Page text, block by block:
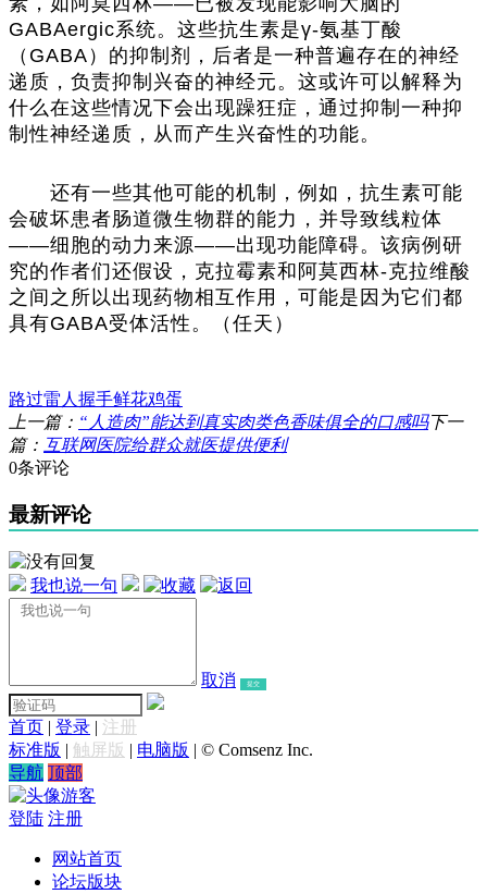
GABAergic系统。这些抗生素是γ-氨基丁酸
（GABA）的抑制剂，后者是一种普遍存在的神经
递质，负责抑制兴奋的神经元。这或许可以解释为
什么在这些情况下会出现躁狂症，通过抑制一种抑
制性神经递质，从而产生兴奋性的功能。
还有一些其他可能的机制，例如，抗生素可能
会破坏患者肠道微生物群的能力，并导致线粒体
——细胞的动力来源——出现功能障碍。该病例研
究的作者们还假设，克拉霉素和阿莫西林-克拉维酸
之间之所以出现药物相互作用，可能是因为它们都
具有GABA受体活性。（任天）
路过雷人 握手鲜花鸡蛋
上一篇： “人造肉”能达到真实肉类色香味俱全的口感吗下一
篇： 互联网医院给群众就医提供便利
0条评论
最新评论
我也说一句
取消 提交
首页 | 登录 | 注册
标准版 | 触屏版 | 电脑版 | © Comsenz Inc.
导航 顶部
游客
登陆 注册
网站首页
论坛版块